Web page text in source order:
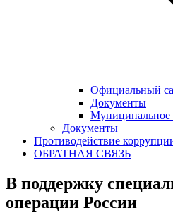
Официальный
Документы
Муниципальное
Документы
Противодействие
ОБРАТНАЯ СВЯЗЬ
В поддержку
операции России